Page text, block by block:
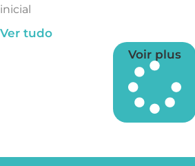
inicial
Ver tudo
Voir plus